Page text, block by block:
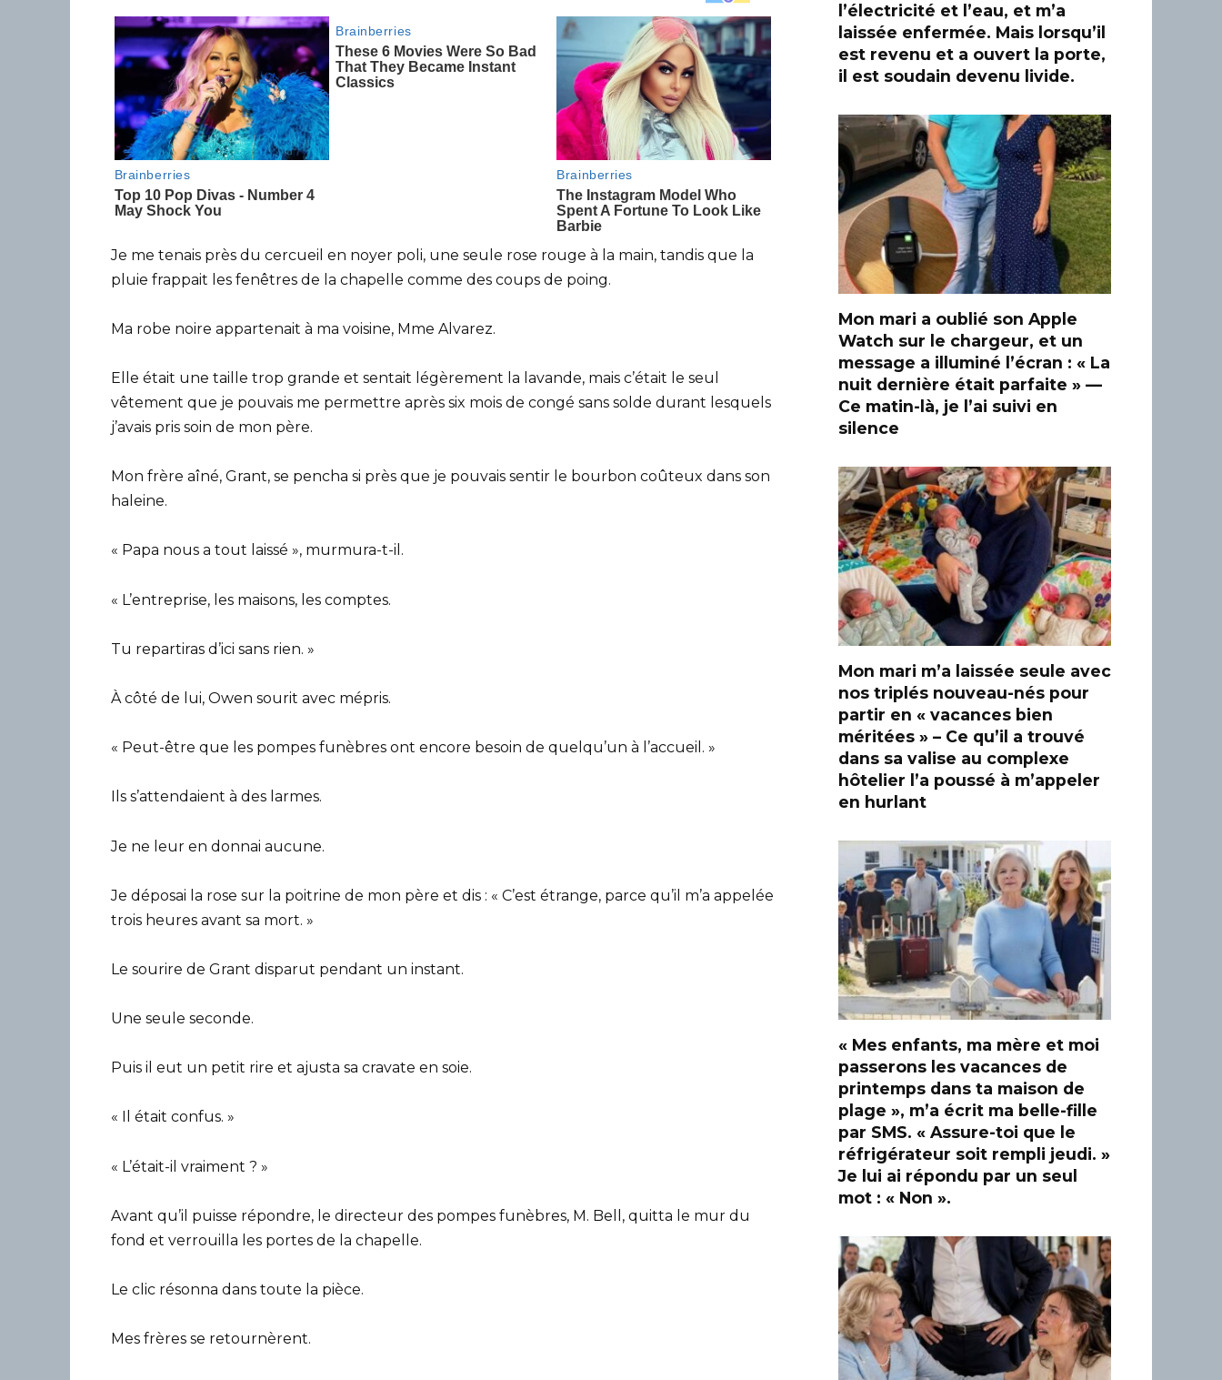
Je me tenais près du cercueil en noyer poli, une seule rose rouge à la main, tandis que la
pluie frappait les fenêtres de la chapelle comme des coups de poing.
Ma robe noire appartenait à ma voisine, Mme Alvarez.
Elle était une taille trop grande et sentait légèrement la lavande, mais c’était le seul
vêtement que je pouvais me permettre après six mois de congé sans solde durant lesquels
j’avais pris soin de mon père.
Mon frère aîné, Grant, se pencha si près que je pouvais sentir le bourbon coûteux dans son
haleine.
« Papa nous a tout laissé », murmura-t-il.
« L’entreprise, les maisons, les comptes.
Tu repartiras d’ici sans rien. »
À côté de lui, Owen sourit avec mépris.
« Peut-être que les pompes funèbres ont encore besoin de quelqu’un à l’accueil. »
Ils s’attendaient à des larmes.
Je ne leur en donnai aucune.
Je déposai la rose sur la poitrine de mon père et dis : « C’est étrange, parce qu’il m’a appelée
trois heures avant sa mort. »
Le sourire de Grant disparut pendant un instant.
Une seule seconde.
Puis il eut un petit rire et ajusta sa cravate en soie.
« Il était confus. »
« L’était-il vraiment ? »
Avant qu’il puisse répondre, le directeur des pompes funèbres, M. Bell, quitta le mur du
fond et verrouilla les portes de la chapelle.
Le clic résonna dans toute la pièce.
Mes frères se retournèrent.
l’électricité et l’eau, et m’a
laissée enfermée. Mais lorsqu’il
est revenu et a ouvert la porte,
il est soudain devenu livide.
Mon mari a oublié son Apple
Watch sur le chargeur, et un
message a illuminé l’écran : « La
nuit dernière était parfaite » —
Ce matin-là, je l’ai suivi en
silence
Mon mari m’a laissée seule avec
nos triplés nouveau-nés pour
partir en « vacances bien
méritées » – Ce qu’il a trouvé
dans sa valise au complexe
hôtelier l’a poussé à m’appeler
en hurlant
« Mes enfants, ma mère et moi
passerons les vacances de
printemps dans ta maison de
plage », m’a écrit ma belle-fille
par SMS. « Assure-toi que le
réfrigérateur soit rempli jeudi. »
Je lui ai répondu par un seul
mot : « Non ».